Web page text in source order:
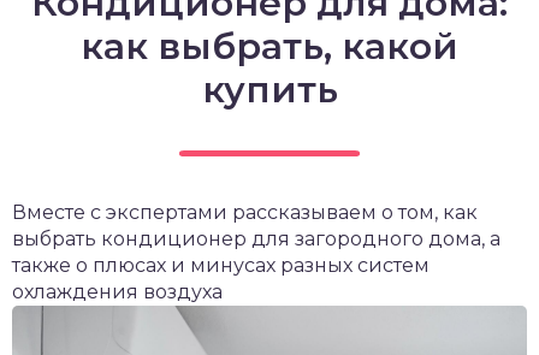
как выбрать, какой
купить
Вместе с экспертами рассказываем о том, как
выбрать кондиционер для загородного дома, а
также о плюсах и минусах разных систем
охлаждения воздуха